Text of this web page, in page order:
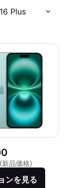
Plus
シュ品の価格：
(新品価格)
ンを見る